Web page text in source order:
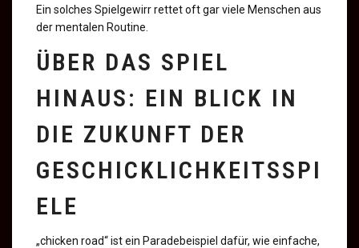
Ein solches Spielgewirr rettet oft gar viele Menschen aus
der mentalen Routine.
ÜBER DAS SPIEL
HINAUS: EIN BLICK IN
DIE ZUKUNFT DER
GESCHICKLICHKEITSSPI
ELE
„chicken road“ ist ein Paradebeispiel dafür, wie einfache,